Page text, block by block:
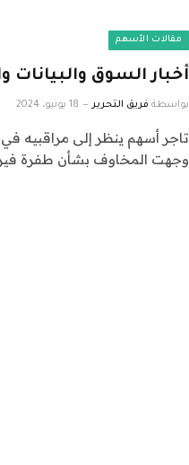
مقالات الأسهم
أخبار السوق والبيانات
بواسطة فريق التحرير 18 يونيو، 2024
تاجر أسهم ينظر إلى مراقبيه في
وجهت المخاوف بشأن طفرة